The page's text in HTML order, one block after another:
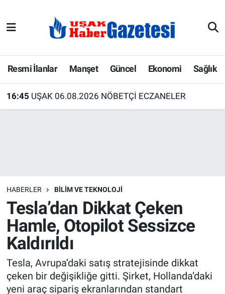
Resmi İlanlar Manşet Güncel Ekonomi Sağlık
16:45 UŞAK 06.08.2026 NÖBETÇİ ECZANELER
HABERLER BILIM VE TEKNOLOJI
Tesla’dan Dikkat Çeken
Hamle, Otopilot Sessizce
Kaldırıldı
Tesla, Avrupa’daki satış stratejisinde dikkat
çeken bir değişikliğe gitti. Şirket, Hollanda’daki
yeni araç sipariş ekranlarından standart
E-Gazete
Ekonomi
Köşe Yazarları
Kültür Sanat
Manşet
Resmi İlanlar
Uşak Hava Durumu
Uşak Trafik Yoğunluk Haritası
Süper Lig Puan Durumu ve Fikstür